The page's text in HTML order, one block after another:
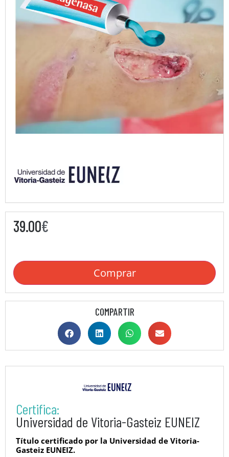
39.00€
Comprar
COMPARTIR
Certifica:
Universidad de Vitoria-Gasteiz EUNEIZ
Título certificado por la Universidad de Vitoria-
Gasteiz EUNEIZ.